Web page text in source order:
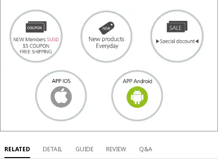
RELATED DETAIL GUIDE REVIEW Q&A